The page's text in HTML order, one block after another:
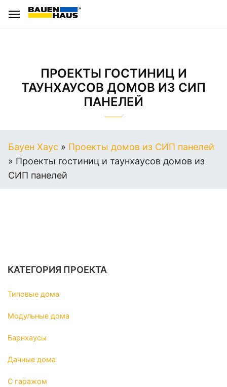
ПРОЕКТЫ ГОСТИНИЦ И
ТАУНХАУСОВ ДОМОВ ИЗ СИП
ПАНЕЛЕЙ
Бауен Хаус » Проекты домов из СИП панелей
» Проекты гостиниц и таунхаусов домов из
СИП панелей
КАТЕГОРИЯ ПРОЕКТА
Типовые дома
Модульные дома
Барнхаусы
Дачные дома
С гаражом